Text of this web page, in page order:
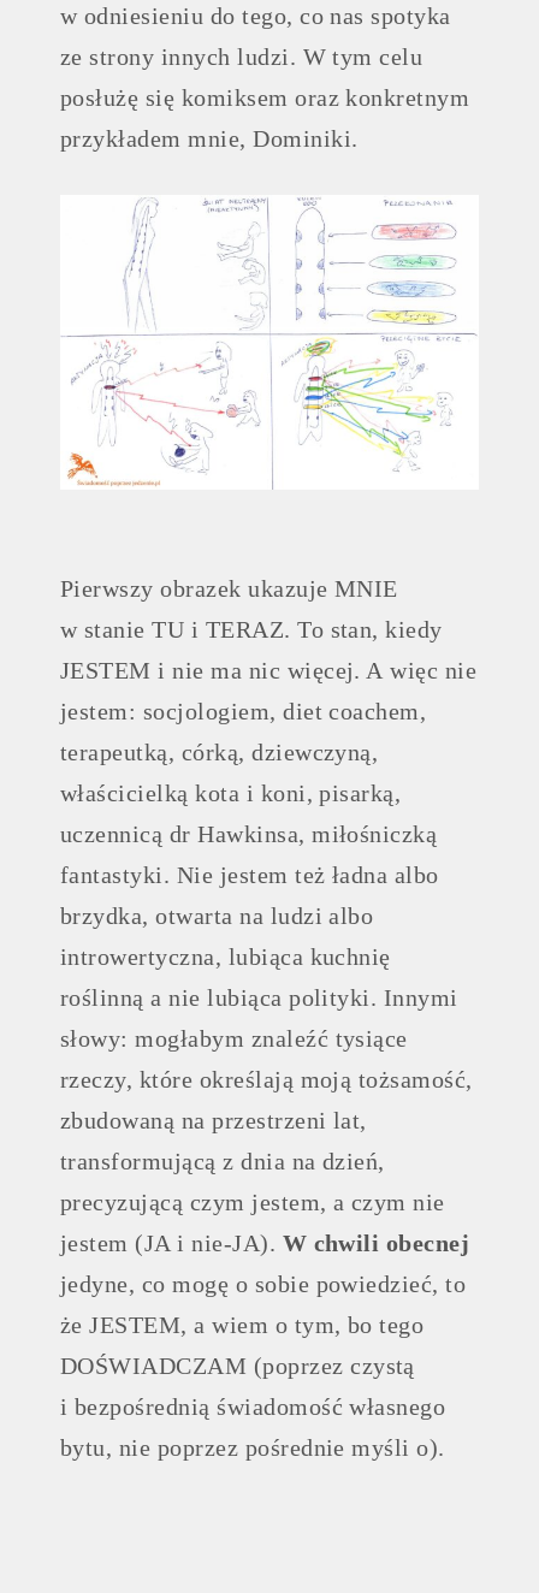
w odniesieniu do tego, co nas spotyka
ze strony innych ludzi. W tym celu
posłużę się komiksem oraz konkretnym
przykładem mnie, Dominiki.
Pierwszy obrazek ukazuje MNIE
w stanie TU i TERAZ. To stan, kiedy
JESTEM i nie ma nic więcej. A więc nie
jestem: socjologiem, diet coachem,
terapeutką, córką, dziewczyną,
właścicielką kota i koni, pisarką,
uczennicą dr Hawkinsa, miłośniczką
fantastyki. Nie jestem też ładna albo
brzydka, otwarta na ludzi albo
introwertyczna, lubiąca kuchnię
roślinną a nie lubiąca polityki. Innymi
słowy: mogłabym znaleźć tysiące
rzeczy, które określają moją tożsamość,
zbudowaną na przestrzeni lat,
transformującą z dnia na dzień,
precyzującą czym jestem, a czym nie
jestem (JA i nie-JA). W chwili obecnej
jedyne, co mogę o sobie powiedzieć, to
że JESTEM, a wiem o tym, bo tego
DOŚWIADCZAM (poprzez czystą
i bezpośrednią świadomość własnego
bytu, nie poprzez pośrednie myśli o).